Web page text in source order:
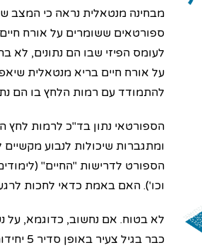
מבחינה מנטאלית נראה כי המצב
ספורטאים ששומרים על אורח
לעומס הפיזי שבו הם נתונים, לא
על אורח חיים בריא מנטאלית
להתמודד עם רמות הלחץ בו הם
הספורטאי נתון בד"כ לרמות לחץ
ומתגברות שיכולות לנבוע מקשיים
הספורט לדרישות "החיים"
וכו'). האם באמת כדאי לחכות
לא בטוח. אם נחשוב, כדוגמא, על
כבר בגיל